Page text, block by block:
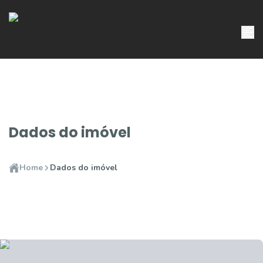
Dados do imóvel
Home Dados do imóvel